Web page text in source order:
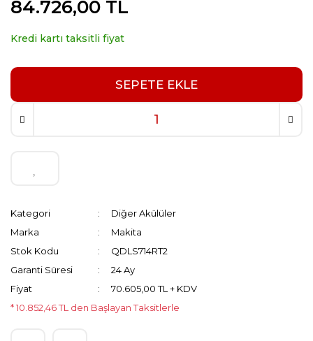
84.726,00 TL
Kredi kartı taksitli fiyat
SEPETE EKLE
Kategori
Diğer Akülüler
Marka
Makita
Stok Kodu
QDLS714RT2
Garanti Süresi
24 Ay
Fiyat
70.605,00 TL + KDV
* 10.852,46 TL den Başlayan Taksitlerle